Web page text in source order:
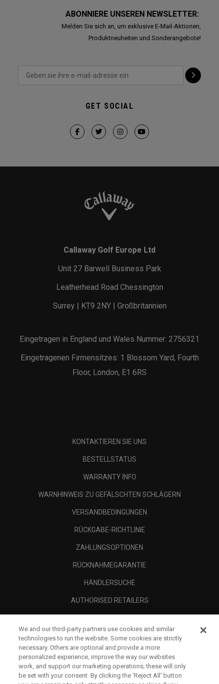
ABONNIERE UNSEREN NEWSLETTER:
Melden Sie sich an, um exklusive E-Mail-Aktionen,
Produktneuheiten und Sonderangebote!
GET SOCIAL
Callaway Golf Europe Ltd
Unit 27 Barwell Business Park
Leatherhead Road Chessington
Surrey | KT9 2NY | Großbritannien
Eingetragen in England und Wales Nummer: 2756321
Eingetragenen Firmensitzes: 1 Blossom Yard, Fourth
Floor, London, E1 6RS
KONTAKTIEREN SIE UNS
BESTELLSTATUS
WARRANTY INFO
WARNHINWEIS ZU GEFÄLSCHTEN SCHLÄGERN
VERSANDBEDINGUNGEN
RÜCKGABE-RICHTLINIE
ZAHLUNGSOPTIONEN
RÜCKNAHMEGARANTIE
HÄNDLERSUCHE
AUTHORISED RETAILERS
UNTERNEHMENSPROFIL
RECHTLICHES-
We and our third-party partners use cookies and similar
technologies to run the website. Some cookies are strictly
necessary. Others are optional and provide a more
personalized experience, improve the way our websites
work, and support our marketing operations; these will only
be set with your consent. By clicking the ‘Reject All' button